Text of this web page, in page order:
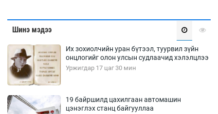
Шинэ мэдээ
Их зохиолчийн уран бүтээл, туурвил зүйн
онцлогийг олон улсын судлаачид хэлэлцлээ
Уржигдар 17 цаг 30 мин
19 байршилд цахилгаан автомашин
цэнэглэх станц байгууллаа